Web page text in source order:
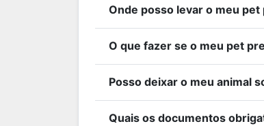
Onde posso levar o meu pet
O que fazer se o meu pet
Posso deixar o meu animal
Quais os documentos